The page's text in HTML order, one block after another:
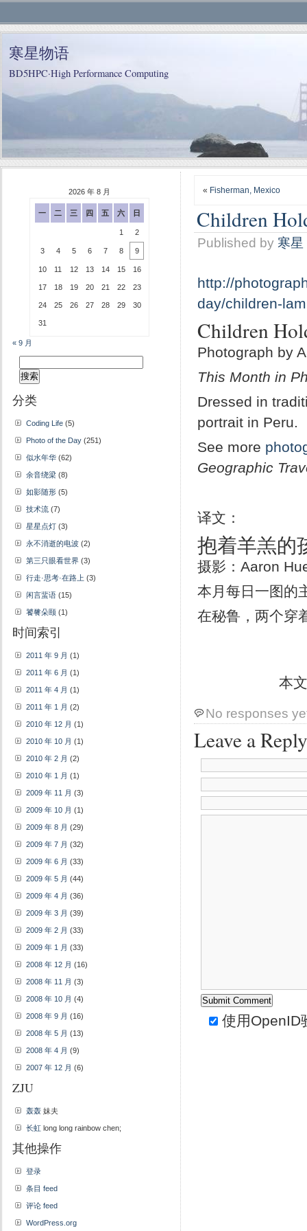
寒星物语
BD5HPC·High Performance Computing
« Fisherman, Mexico
Children
Published by 寒星
http://
day/children-
Children
Photograph by
This Month in
Dressed in
portrait in Peru.
See more
Geographic
译文：
抱着羊羔的
摄影：Aaron
本月每日一图的
在秘鲁，两个穿
本
No responses
Leave a Reply
使用OpenID
2026 年 8 月
一 二 三 四 五 六 日
1 2
3 4 5 6 7 8 9
10 11 12 13 14 15 16
17 18 19 20 21 22 23
24 25 26 27 28 29 30
31
« 9 月
索：
分类
Coding Life (5)
Photo of the Day (251)
似水年华 (62)
余音绕梁 (8)
如影随形 (5)
技术流 (7)
星星点灯 (3)
永不消逝的电波 (2)
第三只眼看世界 (3)
行走·思考·在路上 (3)
闲言蜚语 (15)
饕餮朵颐 (1)
时间索引
2011 年 9 月 (1)
2011 年 6 月 (1)
2011 年 4 月 (1)
2011 年 1 月 (2)
2010 年 12 月 (1)
2010 年 10 月 (1)
2010 年 2 月 (2)
2010 年 1 月 (1)
2009 年 11 月 (3)
2009 年 10 月 (1)
2009 年 8 月 (29)
2009 年 7 月 (32)
2009 年 6 月 (33)
2009 年 5 月 (44)
2009 年 4 月 (36)
2009 年 3 月 (39)
2009 年 2 月 (33)
2009 年 1 月 (33)
2008 年 12 月 (16)
2008 年 11 月 (3)
2008 年 10 月 (4)
2008 年 9 月 (16)
2008 年 5 月 (13)
2008 年 4 月 (9)
2007 年 12 月 (6)
ZJU
轰轰 妹夫
长虹 long long rainbow chen;
其他操作
登录
条目 feed
评论 feed
WordPress.org